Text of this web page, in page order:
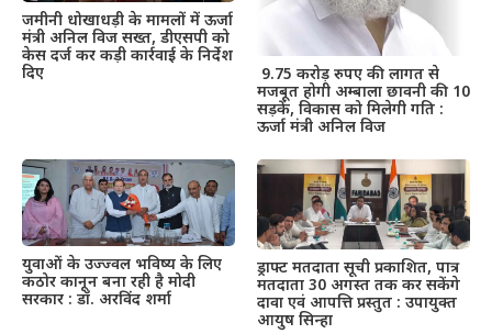
जमीनी धोखाधड़ी के मामलों में ऊर्जा
मंत्री अनिल विज सख्त, डीएसपी को
केस दर्ज कर कड़ी कार्रवाई के निर्देश
दिए
9.75 करोड़ रुपए की लागत से
मजबूत होगी अम्बाला छावनी की 10
सड़कें, विकास को मिलेगी गति :
ऊर्जा मंत्री अनिल विज
युवाओं के उज्ज्वल भविष्य के लिए
कठोर कानून बना रही है मोदी
सरकार : डॉ. अरविंद शर्मा
ड्राफ्ट मतदाता सूची प्रकाशित, पात्र
मतदाता 30 अगस्त तक कर सकेंगे
दावा एवं आपत्ति प्रस्तुत : उपायुक्त
आयुष सिन्हा